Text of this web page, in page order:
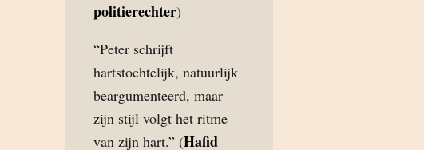
politierechter)
“Peter schrijft
hartstochtelijk, natuurlijk
beargumenteerd, maar
zijn stijl volgt het ritme
van zijn hart.” (Hafid